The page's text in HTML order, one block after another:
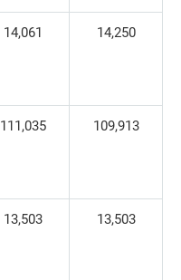
14,061 14,250
111,035 109,913
13,503 13,503